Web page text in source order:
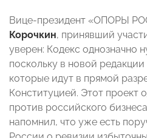
Вице-президент «ОПОРЫ
Корочкин, принявший
уверен: Кодекс однозначно
поскольку в новой
которые идут в прямой
Конституцией. Этот проект
против российского
напомнил, что уже есть